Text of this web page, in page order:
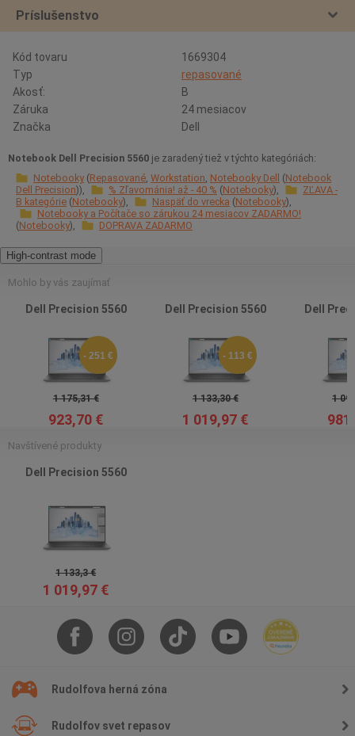
Príslušenstvo
Kód tovaru
1669304
Typ
repasované
Akosť:
B
Záruka
24 mesiacov
Značka
Dell
Notebook Dell Precision 5560 je zaradený tiež v týchto kategóriách:
Notebooky Repasované Workstation Notebooky Dell
Notebook
Dell Precision
% Zľavománia! až - 40 % Notebooky
ZĽAVA -
B kategórie Notebooky Naspäť do vrecka Notebooky
Notebooky a Počítače so zárukou 24 mesiacov ZADARMO!
Notebooky
DOPRAVA ZADARMO
High-contrast mode
Mohlo by vás zaujímať
Dell Precision 5560
- 251 €
1 175,31 €
923,70 €
Dell Precision 5560
- 113 €
1 133,30 €
1 019,97 €
Dell
1
Navštívené produkty
Dell Precision 5560
1 133,3 €
1 019,97 €
Rudolfova herná zóna
Rudolfov svet repasov